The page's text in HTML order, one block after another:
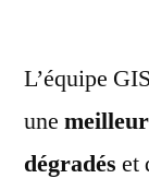
L’équipe
une
dégradés et